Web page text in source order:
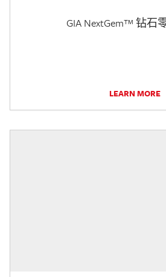
GIA NextGem™ 钻石
LEARN MORE